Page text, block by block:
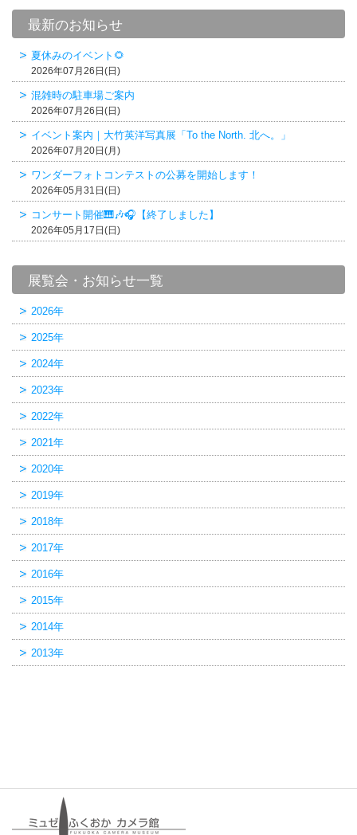
最新のお知らせ
夏休みのイベント🌻
2026年07月26日(日)
混雑時の駐車場ご案内
2026年07月26日(日)
イベント案内｜大竹英洋写真展「To the North. 北へ。」
2026年07月20日(月)
ワンダーフォトコンテストの公募を開始します！
2026年05月31日(日)
コンサート開催🎹🎶🎧【終了しました】
2026年05月17日(日)
展覧会・お知らせ一覧
2026年
2025年
2024年
2023年
2022年
2021年
2020年
2019年
2018年
2017年
2016年
2015年
2014年
2013年